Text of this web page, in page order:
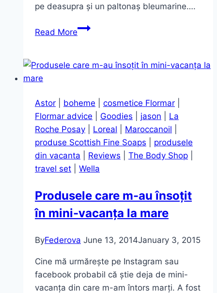
pe deasupra și un paltonaș bleumarine….
Read MoreCe
pozezi
în
5
minute…
Astor boheme cosmetice Flormar
Flormar advice
Goodies jason
La
Roche Posay
Loreal Maroccanoil
produse Scottish Fine Soaps
produsele
din vacanta
Reviews The Body Shop
travel set
Wella
Produsele care m-au însoțit
în mini-vacanța la mare
ByFederova June 13, 2014January 3, 2015
Cine mă urmărește pe Instagram sau
facebook probabil că știe deja de mini-
vacanța din care m-am întors marți. A fost